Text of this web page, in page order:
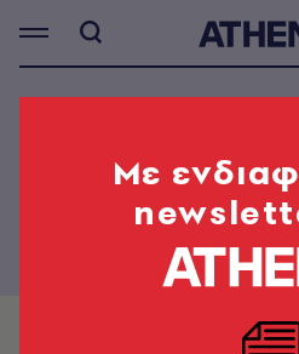
Mε